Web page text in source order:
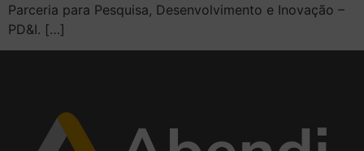
Parceria para Pesquisa, Desenvolvimento e Inovação –
PD&I. […]